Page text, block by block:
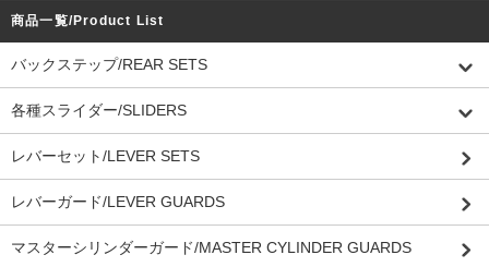
商品一覧/Product List
バックステップ/REAR SETS
各種スライダー/SLIDERS
レバーセット/LEVER SETS
レバーガード/LEVER GUARDS
マスターシリンダーガード/MASTER CYLINDER GUARDS